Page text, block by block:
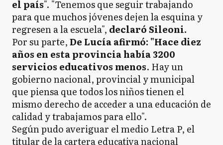
el país". "Tenemos que seguir trabajando
para que muchos jóvenes dejen la esquina y
regresen a la escuela", declaró Sileoni.
Por su parte,De Lucía afirmó: "Hace diez
años en esta provincia había 3200
servicios educativos menos. Hay un
gobierno nacional, provincial y municipal
que piensa que todos los niños tienen el
mismo derecho de acceder a una educación de
calidad y trabajamos para ello".
Según pudo averiguar el medio Letra P, el
titular de la cartera educativa nacional